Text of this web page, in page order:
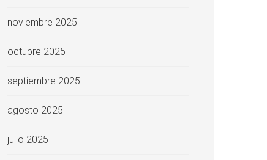
noviembre 2025
octubre 2025
septiembre 2025
agosto 2025
julio 2025